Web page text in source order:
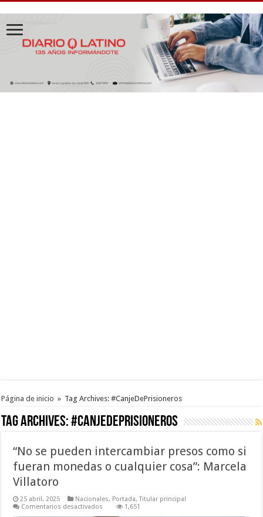
Página de inicio » Tag Archives: #CanjeDePrisioneros
Tag Archives:#CanjeDePrisioneros
“No se pueden intercambiar presos como si
fueran monedas o cualquier cosa”: Marcela
Villatoro
25 abril, 2025 Nacionales, Portada,Titular principal
Comentarios desactivados
1,651